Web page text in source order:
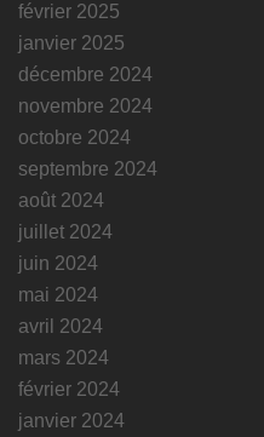
février 2025
janvier 2025
décembre 2024
novembre 2024
octobre 2024
septembre 2024
août 2024
juillet 2024
juin 2024
mai 2024
avril 2024
mars 2024
février 2024
janvier 2024